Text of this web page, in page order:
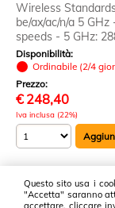
Questo sito usa i
"Accetta" saranno
accettare, cliccare
Wireless
be/ax/ac/n/a 5
speeds - 5 GHz:
Disponibilità:
Ordinabile (2/4
Prezzo:
€ 248,40
Iva inclusa (22%)
2